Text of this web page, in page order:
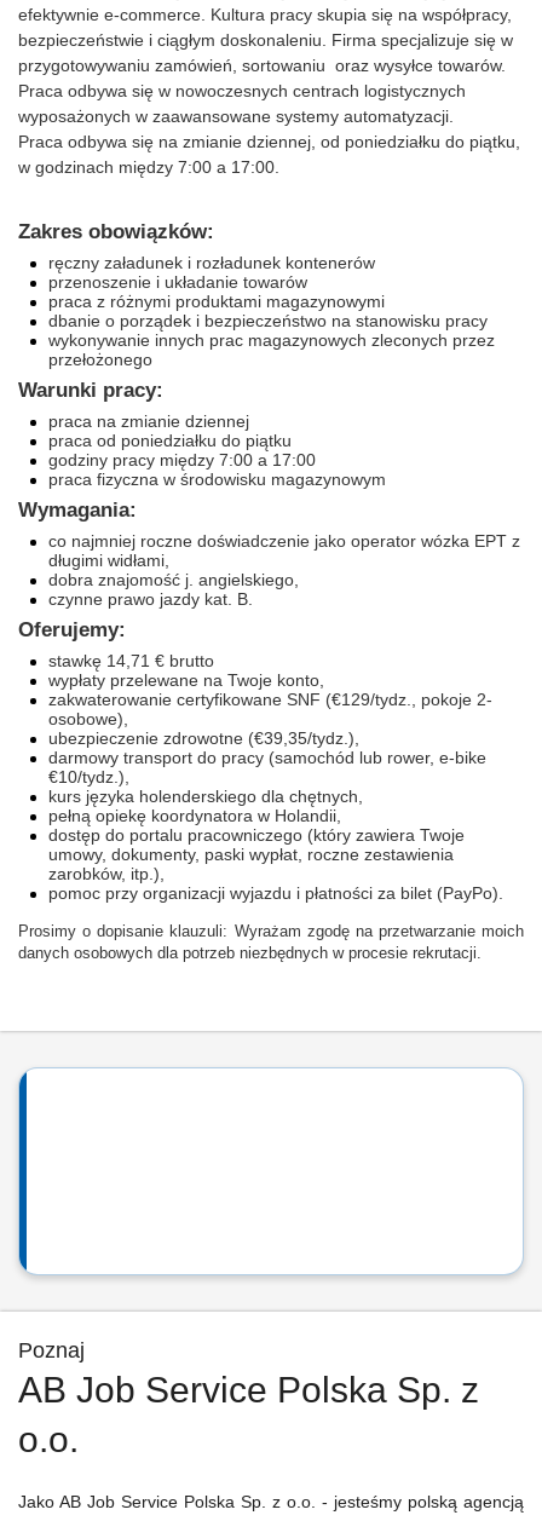
efektywnie e-commerce. Kultura pracy skupia się na współpracy,
bezpieczeństwie i ciągłym doskonaleniu. Firma specjalizuje się w
przygotowywaniu zamówień, sortowaniu oraz wysyłce towarów.
Praca odbywa się w nowoczesnych centrach logistycznych
wyposażonych w zaawansowane systemy automatyzacji.
Praca odbywa się na zmianie dziennej, od poniedziałku do piątku,
w godzinach między 7:00 a 17:00.
Zakres obowiązków:
ręczny załadunek i rozładunek kontenerów
przenoszenie i układanie towarów
praca z różnymi produktami magazynowymi
dbanie o porządek i bezpieczeństwo na stanowisku pracy
wykonywanie innych prac magazynowych zleconych przez
przełożonego
Warunki pracy:
praca na zmianie dziennej
praca od poniedziałku do piątku
godziny pracy między 7:00 a 17:00
praca fizyczna w środowisku magazynowym
Wymagania:
co najmniej roczne doświadczenie jako operator wózka EPT z
długimi widłami,
dobra znajomość j. angielskiego,
czynne prawo jazdy kat. B.
Oferujemy:
stawkę 14,71 € brutto
wypłaty przelewane na Twoje konto,
zakwaterowanie certyfikowane SNF (€129/tydz., pokoje 2-
osobowe),
ubezpieczenie zdrowotne (€39,35/tydz.),
darmowy transport do pracy (samochód lub rower, e-bike
€10/tydz.),
kurs języka holenderskiego dla chętnych,
pełną opiekę koordynatora w Holandii,
dostęp do portalu pracowniczego (który zawiera Twoje
umowy, dokumenty, paski wypłat, roczne zestawienia
zarobków, itp.),
pomoc przy organizacji wyjazdu i płatności za bilet (PayPo).
Prosimy o dopisanie klauzuli: Wyrażam zgodę na przetwarzanie moich
danych osobowych dla potrzeb niezbędnych w procesie rekrutacji.
Poznaj
AB Job Service Polska Sp. z
o.o.
Jako AB Job Service Polska Sp. z o.o. - jesteśmy polską agencją